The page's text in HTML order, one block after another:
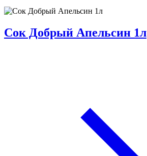
Сок Добрый Апельсин 1л